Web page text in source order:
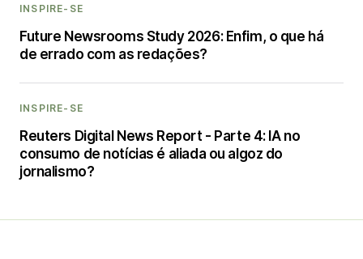
INSPIRE-SE
Future Newsrooms Study 2026: Enfim, o que há
de errado com as redações?
INSPIRE-SE
Reuters Digital News Report - Parte 4: IA no
consumo de notícias é aliada ou algoz do
jornalismo?